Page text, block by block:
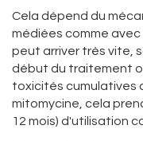
Cela dépend du
médiées comme
peut arriver très vite,
début du traitement
toxicités cumulatives
mitomycine, cela
12 mois) d'utilisation